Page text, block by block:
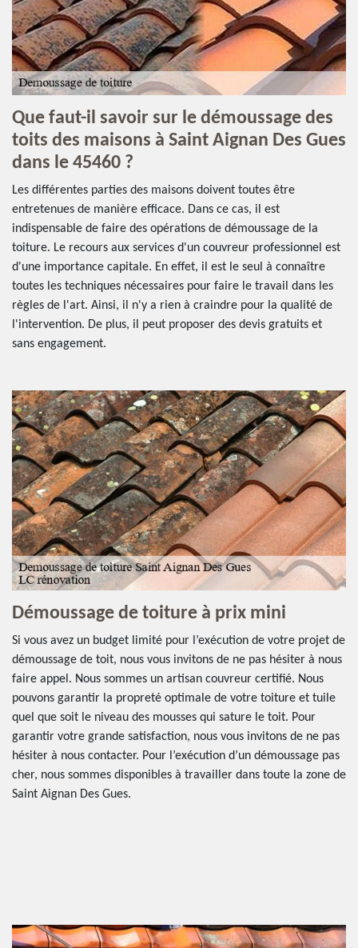
Que faut-il savoir sur le démoussage des
toits des maisons à Saint Aignan Des Gues
dans le 45460 ?
Les différentes parties des maisons doivent toutes être
entretenues de manière efficace. Dans ce cas, il est
indispensable de faire des opérations de démoussage de la
toiture. Le recours aux services d'un couvreur professionnel est
d'une importance capitale. En effet, il est le seul à connaître
toutes les techniques nécessaires pour faire le travail dans les
règles de l'art. Ainsi, il n'y a rien à craindre pour la qualité de
l'intervention. De plus, il peut proposer des devis gratuits et
sans engagement.
Démoussage de toiture à prix mini
Si vous avez un budget limité pour l’exécution de votre projet de
démoussage de toit, nous vous invitons de ne pas hésiter à nous
faire appel. Nous sommes un artisan couvreur certifié. Nous
pouvons garantir la propreté optimale de votre toiture et tuile
quel que soit le niveau des mousses qui sature le toit. Pour
garantir votre grande satisfaction, nous vous invitons de ne pas
hésiter à nous contacter. Pour l’exécution d’un démoussage pas
cher, nous sommes disponibles à travailler dans toute la zone de
Saint Aignan Des Gues.